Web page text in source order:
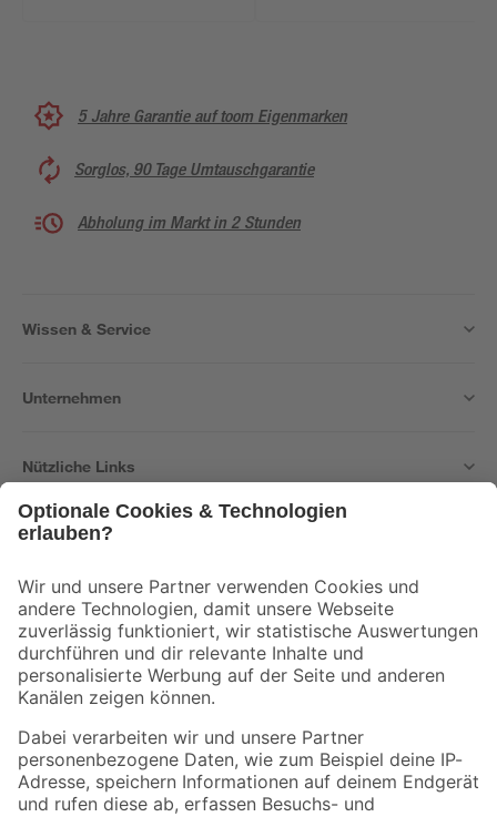
5 Jahre Garantie auf toom Eigenmarken
Sorglos, 90 Tage Umtauschgarantie
Abholung im Markt in 2 Stunden
Wissen & Service
Unternehmen
Nützliche Links
Der toom Newsletter: Keine Angebote und Aktionen mehr verpassen!
Zur Newsletter Anmeldung
Folge uns
Zahlungsarten Versandarten